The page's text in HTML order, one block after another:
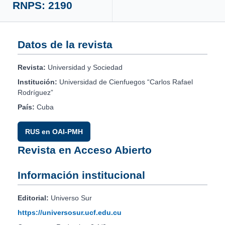
RNPS: 2190
Datos de la revista
Revista: Universidad y Sociedad
Institución: Universidad de Cienfuegos “Carlos Rafael
Rodríguez”
País: Cuba
RUS en OAI-PMH
Revista en Acceso Abierto
Información institucional
Editorial: Universo Sur
https://universosur.ucf.edu.cu